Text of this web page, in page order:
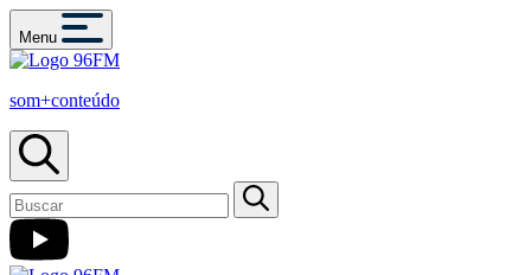
Menu
som+conteúdo